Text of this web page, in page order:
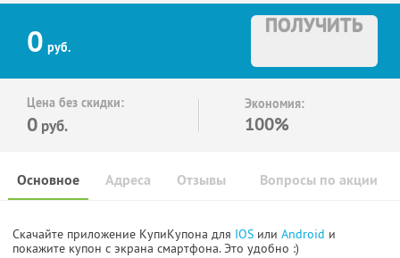
0 руб.
ПОЛУЧИТЬ
Цена без скидки:
0 руб.
Экономия:
100%
Основное Отзывы Вопросы по акции
Адреса
Скачайте приложение КупиКупона для IOS или Android и
покажите купон с экрана смартфона. Это удобно :)